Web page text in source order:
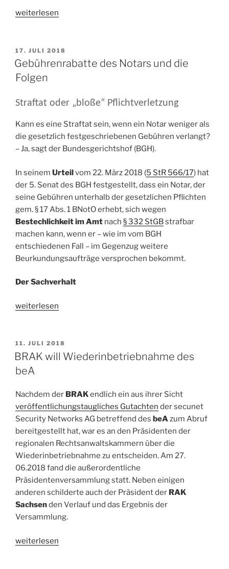
„Schadensersatz
durch
Steuerberater?“
weiterlesen
VERÖFFENTLICHT
AM
17. JULI 2018
Gebührenrabatte des Notars und die
Folgen
Straftat oder „bloße“ Pflichtverletzung
Kann es eine Straftat sein, wenn ein Notar weniger als
die gesetzlich festgeschriebenen Gebühren verlangt?
– Ja, sagt der Bundesgerichtshof (BGH).
In seinem Urteilvom 22. März 2018 (5 StR 566/17) hat
der 5. Senat des BGH festgestellt, dass ein Notar, der
seine Gebühren unterhalb der gesetzlichen Pflichten
gem. § 17 Abs. 1 BNotO erhebt, sich wegen
Bestechlichkeit im Amt nach § 332 StGBstrafbar
machen kann, wenn er – wie im vom BGH
entschiedenen Fall – im Gegenzug weitere
Beurkundungsaufträge versprochen bekommt.
Der Sachverhalt
„Gebührenrabatte
und
die
Folgen“
weiterlesen
VERÖFFENTLICHT
AM
11. JULI 2018
BRAK will Wiederinbetriebnahme des
beA
Nachdem der BRAKendlich ein aus ihrer Sicht
veröffentlichungstaugliches Gutachten der secunet
Security Networks AG betreffend des beAzum Abruf
bereitgestellt hat, war es an den Präsidenten der
regionalen Rechtsanwaltskammern über die
Wiederinbetriebnahme zu entscheiden. Am 27.
06.2018 fand die außerordentliche
Präsidentenversammlung statt. Neben einigen
anderen schilderte auch der Präsident der RAK
Sachsenden Verlauf und das Ergebnis der
Versammlung.
„BRAK
weiterlesen